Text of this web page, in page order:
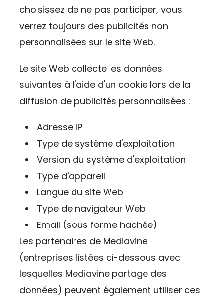
choisissez de ne pas participer, vous
verrez toujours des publicités non
personnalisées sur le site Web.
Le site Web collecte les données
suivantes à l'aide d'un cookie lors de la
diffusion de publicités personnalisées :
Adresse IP
Type de système d'exploitation
Version du système d'exploitation
Type d'appareil
Langue du site Web
Type de navigateur Web
Email (sous forme hachée)
Les partenaires de Mediavine
(entreprises listées ci-dessous avec
lesquelles Mediavine partage des
données) peuvent également utiliser ces